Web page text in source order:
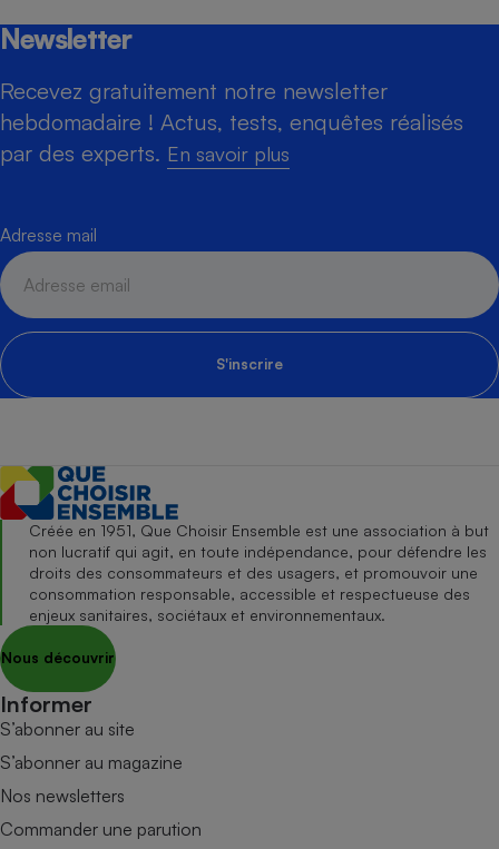
Newsletter
Recevez gratuitement notre newsletter
hebdomadaire ! Actus, tests, enquêtes réalisés
par des experts. En savoir plus
Adresse mail
S'inscrire
Créée en 1951, Que Choisir Ensemble est une association à but
non lucratif qui agit, en toute indépendance, pour défendre les
droits des consommateurs et des usagers, et promouvoir une
consommation responsable, accessible et respectueuse des
enjeux sanitaires, sociétaux et environnementaux.
Nous découvrir
Informer
S’abonner au site
S’abonner au magazine
Nos newsletters
Commander une parution